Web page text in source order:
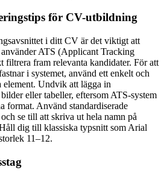
för CV-utbildning
i ditt CV är det viktigt att
ATS (Applicant Tracking
filtrera fram relevanta kandidater. För att
i systemet, använd ett enkelt och
Undvik att lägga in
eller tabeller, eftersom ATS-system
format. Använd standardiserade
se till att skriva ut hela namn på
dig till klassiska typsnitt som Arial
11–12.